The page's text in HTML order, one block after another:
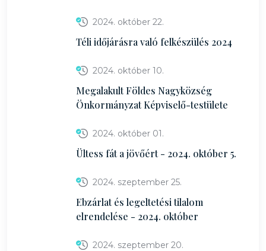
2024. október 22.
Téli időjárásra való felkészülés 2024
2024. október 10.
Megalakult Földes Nagyközség
Önkormányzat Képviselő-testülete
2024. október 01.
Ültess fát a jövőért - 2024. október 5.
2024. szeptember 25.
Ebzárlat és legeltetési tilalom
elrendelése - 2024. október
2024. szeptember 20.